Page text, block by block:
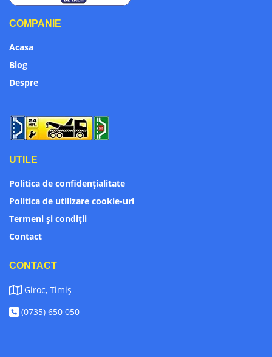
COMPANIE
Acasa
Blog
Despre
UTILE
Politica de confidențialitate
Politica de utilizare cookie-uri
Termeni și condiții
Contact
CONTACT
Giroc, Timiș
(0735) 650 050